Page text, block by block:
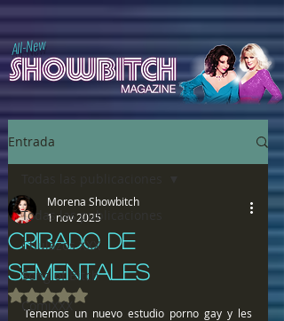
All-New
Entrada
Todas las publicaciones
Chulazos XXX
Song of Bitch
ComiXXX
CRIBADO DE
SEMENTALES
Morena Showbitch
1 nov 2025
Obtuvo NaN de 5 estrellas.
Tenemos un nuevo estudio porno gay y les